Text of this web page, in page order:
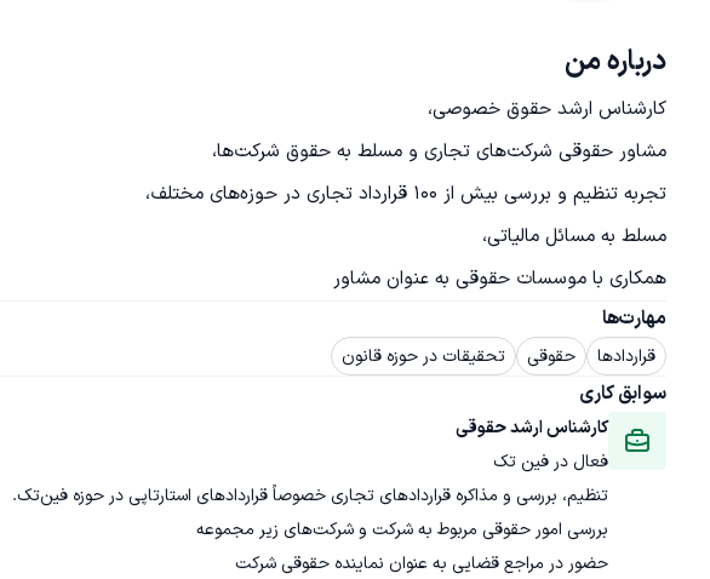
درباره من
همکاری با موسسات حقوقی به عنوان مشاور
مهارت‌ها
قراردادها حقوقی تحقیقات در حوزه قانون
سوابق کاری
کارشناس ارشد حقوقی
فعال در فین تک
حضور در مراجع قضایی به عنوان نماینده حقوقی شرکت